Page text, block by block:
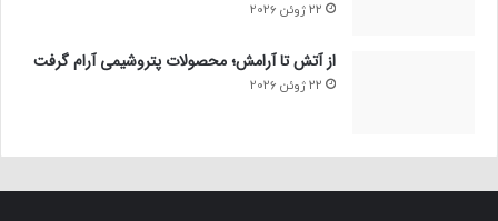
22 ژوئن 2026
از آتش تا آرامش؛ محصولات پتروشیمی آرام گرفت
22 ژوئن 2026